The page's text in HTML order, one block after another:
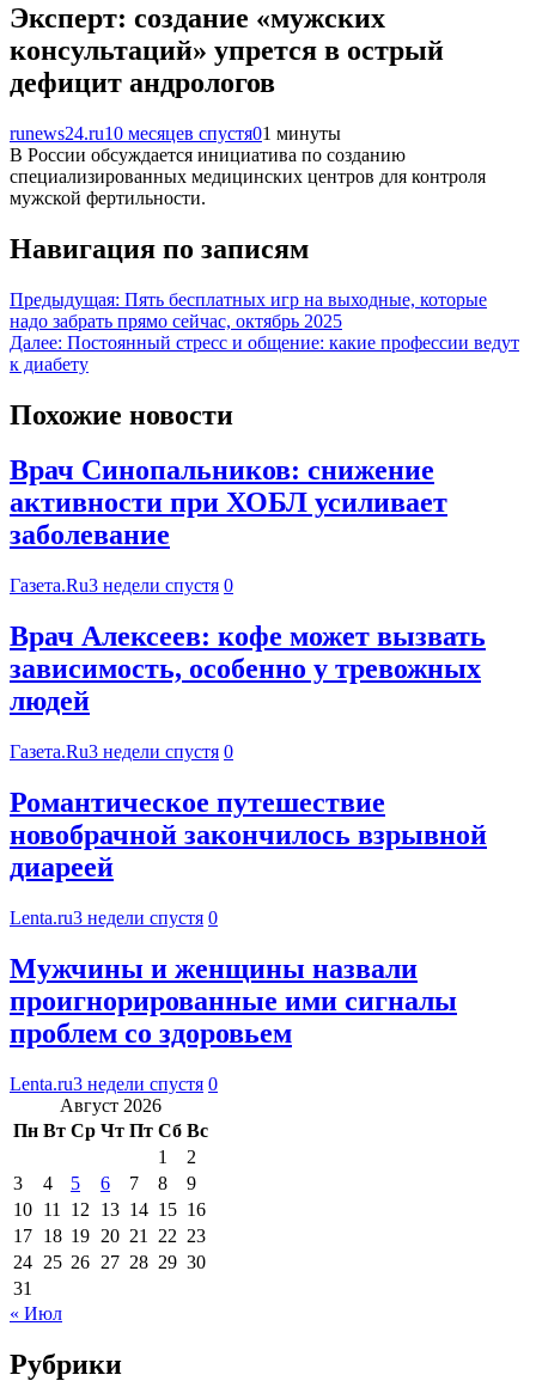
Эксперт: создание «мужских
консультаций» упрется в острый
дефицит андрологов
runews24.ru10 месяцев спустя01 минуты
В России обсуждается инициатива по созданию
специализированных медицинских центров для контроля
мужской фертильности.
Навигация по записям
Предыдущая: Пять бесплатных игр на выходные, которые
надо забрать прямо сейчас, октябрь 2025
Далее: Постоянный стресс и общение: какие профессии ведут
к диабету
Похожие новости
Врач Синопальников: снижение
активности при ХОБЛ усиливает
заболевание
Газета.Ru3 недели спустя 0
Врач Алексеев: кофе может вызвать
зависимость, особенно у тревожных
людей
Газета.Ru3 недели спустя 0
Романтическое путешествие
новобрачной закончилось взрывной
диареей
Lenta.ru3 недели спустя 0
Мужчины и женщины назвали
проигнорированные ими сигналы
проблем со здоровьем
Lenta.ru3 недели спустя 0
Август 2026
Пн Вт Ср Чт Пт Сб Вс
1
2
3
4 5 6 7 8
9
10 11 12 13 14 15 16
17 18 19 20 21 22 23
24 25 26 27 28 29 30
31
« Июл
Рубрики